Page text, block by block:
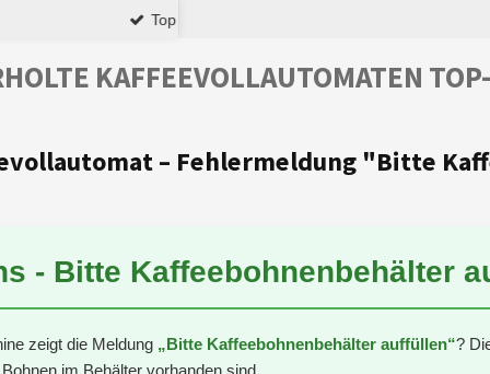
springen
– Fehlermeldung "Bitte
- Bitte Kaffeebohnenbehälter
zeigt die Meldung „Bitte Kaffeebohnenbehälter auffüllen“?
im Behälter vorhanden sind.